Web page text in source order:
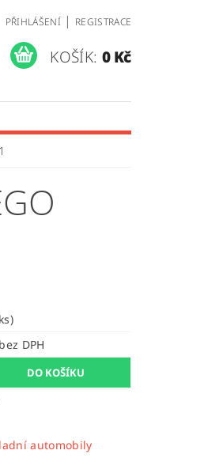
PŘIHLÁŠENÍ | REGISTRACE
KOŠÍK: 0 Kč
1 896,69 Kč bez DPH
automobily